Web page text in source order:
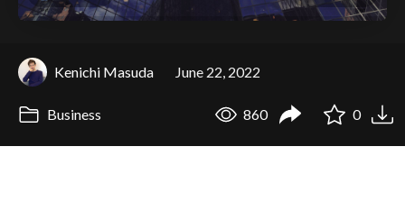
Kenichi Masuda June 22, 2022
Business 860 0